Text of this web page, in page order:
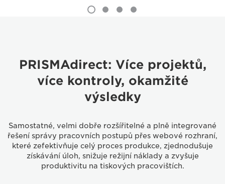
PRISMAdirect: Více projektů,
více kontroly, okamžité
výsledky
Samostatné, velmi dobře rozšířitelné a plně integrované
řešení správy pracovních postupů přes webové rozhraní,
které zefektivňuje celý proces produkce, zjednodušuje
získávání úloh, snižuje režijní náklady a zvyšuje
produktivitu na tiskových pracovištích.